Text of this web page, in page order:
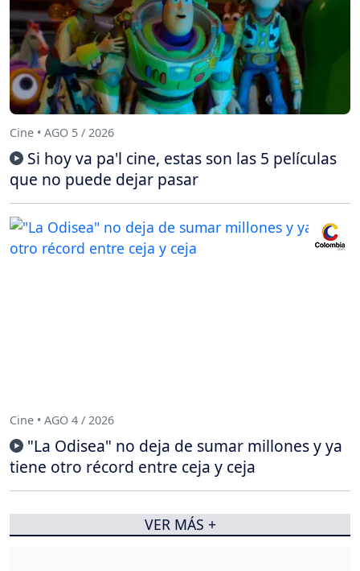
Cine • AGO 5 / 2026
Si hoy va pa'l cine, estas son las 5 películas
que no puede dejar pasar
Cine • AGO 4 / 2026
"La Odisea" no deja de sumar millones y ya
tiene otro récord entre ceja y ceja
VER MÁS +